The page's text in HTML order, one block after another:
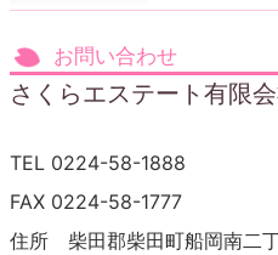
お問い合わせ
さくらエステート有限
TEL 0224-58-1888
FAX 0224-58-1777
住所 柴田郡柴田町船岡南二